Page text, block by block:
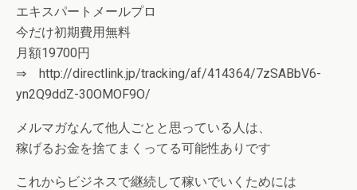
エキスパートメールプロ
今だけ初期費用無料
月額19700円
⇒ http://directlink.jp/tracking/af/414364/7zSABbV6-
yn2Q9ddZ-30OMOF9O/
メルマガなんて他人ごとと思っている人は、
稼げるお金を捨てまくってる可能性ありです
これからビジネスで継続して稼いでいくためには